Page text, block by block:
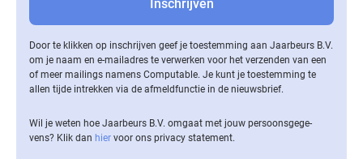
Door te klikken op inschrijven geef je toestemming aan Jaarbeurs B.V.
om je naam en e-mailadres te verwerken voor het verzenden van een
of meer mailings namens Computable. Je kunt je toestemming te
allen tijde intrekken via de af­meld­func­tie in de nieuwsbrief.
Wil je weten hoe Jaarbeurs B.V. omgaat met jouw per­soons­ge­ge­
vens? Klik dan hier voor ons privacy statement.